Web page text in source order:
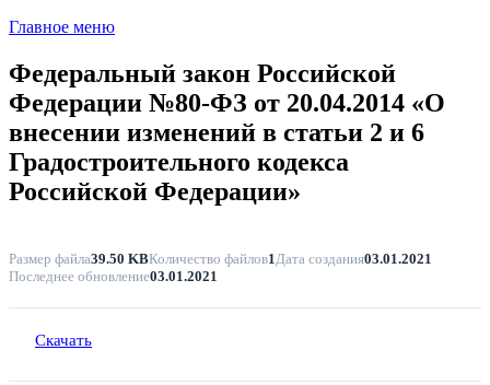
Главное меню
Федеральный закон Российской
Федерации №80-ФЗ от 20.04.2014 «О
внесении изменений в статьи 2 и 6
Градостроительного кодекса
Российской Федерации»
Размер файла39.50 KBКоличество файлов1 Дата создания03.01.2021
Последнее обновление03.01.2021
Скачать